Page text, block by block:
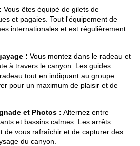
Vous êtes équipé de gilets de
et pagaies. Tout l'équipement de
internationales et est régulièrement
: Vous montez dans le radeau et
à travers le canyon. Les guides
tout en indiquant au groupe
pour un maximum de plaisir et de
et Photos : Alternez entre
et bassins calmes. Les arrêts
de vous rafraîchir et de capturer des
du canyon.